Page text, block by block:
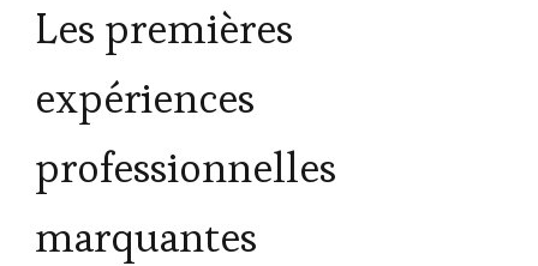
Les premières
expériences
professionnelles
marquantes